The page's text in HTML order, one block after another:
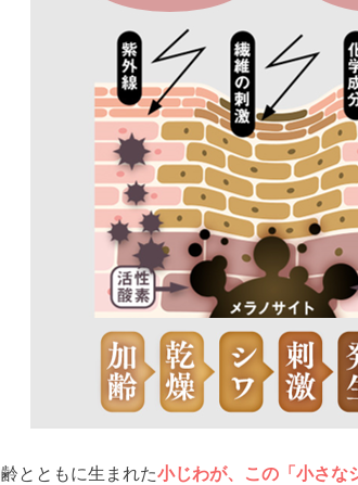
とともに生まれた小じわが、この「小さな